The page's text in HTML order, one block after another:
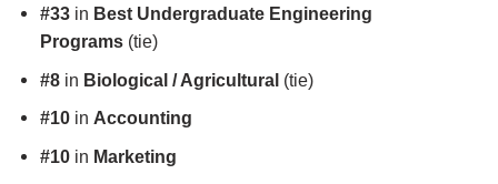
#33in Best Undergraduate Engineering
Programs(tie)
#8in Biological / Agricultural (tie)
#10in Accounting
#10in Marketing